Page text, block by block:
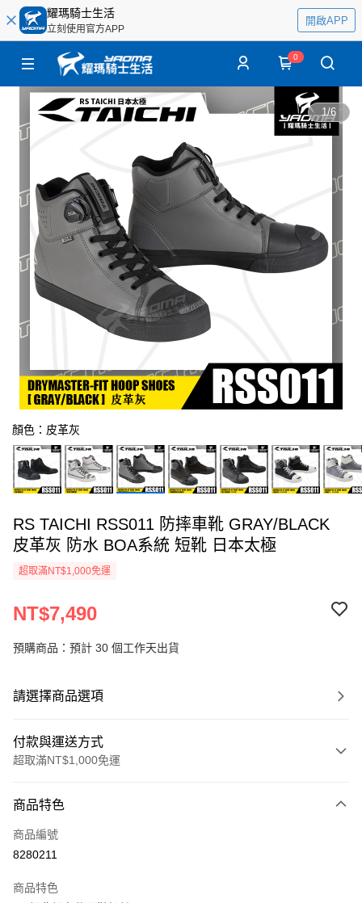
耀瑪騎士生活
立刻使用官方APP
開啟APP
0
1/6
顏色：皮革灰
RS TAICHI RSS011 防摔車靴 GRAY/BLACK
皮革灰 防水 BOA系統 短靴 日本太極
超取滿NT$1,000免運
NT$7,490
預購商品：預計 30 個工作天出貨
請選擇商品選項
付款與運送方式
超取滿NT$1,000免運
信用卡一次付款
超商取貨付款
商品特色
商品編號
8280211
商品特色